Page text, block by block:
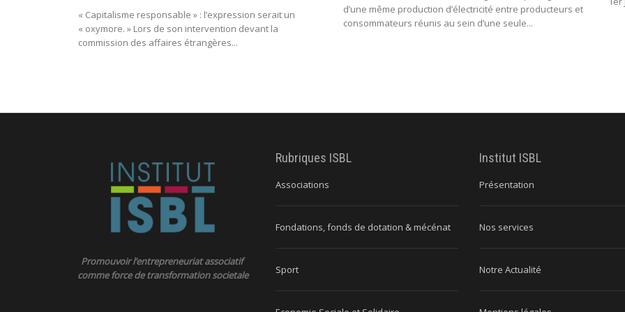
« Capitalisme responsable » : l’expression serait un
« oxymore. » Lors de son intervention devant la
commission des affaires étrangères...
d’une même production d’électricité entre producteurs et
consommateurs réunis au sein d’une seule...
Promouvoir l’entrepreneuriat associatif
comme force de transformation societale
Rubriques ISBL
Associations
Fondations, fonds de dotation & mécénat
Sport
Institut ISBL
Présentation
Nos services
Notre Actualité